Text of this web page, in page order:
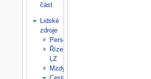
část
Lidské
zdroje
Personalistika
Řízení
LZ
Mzdy